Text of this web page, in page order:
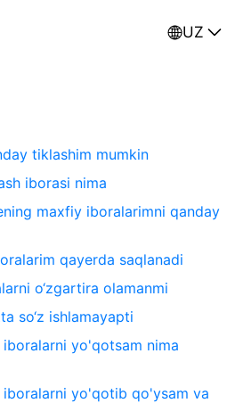
UZ
tiklashim mumkin
iborasi nima
maxfiy iboralarimni qanday
qayerda saqlanadi
o‘zgartira olamanmi
so‘z ishlamayapti
yo'qotsam nima
yo'qotib qo'ysam va